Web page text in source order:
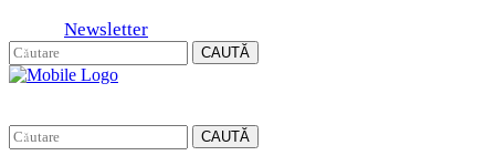
Newsletter
CAUTĂ
CAUTĂ